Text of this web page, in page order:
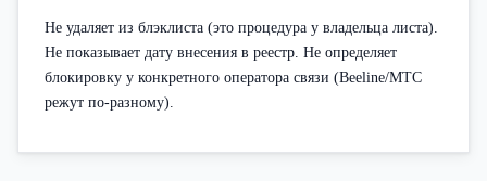
Не удаляет из блэклиста (это процедура у владельца листа).
Не показывает дату внесения в реестр. Не определяет
блокировку у конкретного оператора связи (Beeline/МТС
режут по-разному).